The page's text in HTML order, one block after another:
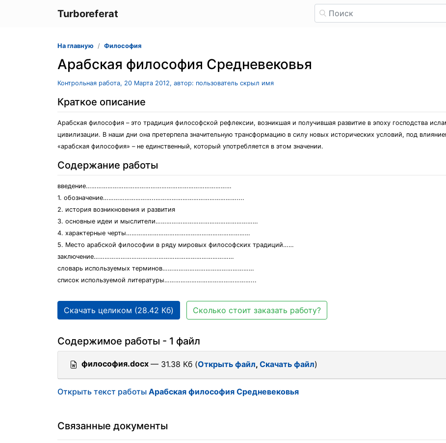
Turboreferat
На главную Философия
Арабская философия Средневековья
Контрольная работа, 20 Марта 2012, автор: пользователь скрыл имя
Краткое описание
Арабская философия – это традиция философской рефлексии, возникшая и получившая развитие в эпоху господства
цивилизации. В наши дни она претерпела значительную трансформацию в силу новых исторических условий, под
«арабская философия» – не единственный, который употребляется в этом значении.
Содержание работы
введение………………………………………………………………………
1. обозначение………………………..………………………………………....
2. история возникновения и развития
3. основные идеи и мыслители…………………………………………………
4. характерные черты……………………………………………………………
5. Место арабской философии в ряду мировых философских традиций……
заключение……………………………………………………………………
словарь используемых терминов……………………………………………
список используемой литературы…………………………………………...
Скачать целиком (28.42 Кб) Сколько стоит заказать работу?
Содержимое работы - 1 файл
философия.docx — 31.38 Кб (Открыть файл, Скачать файл)
Открыть текст работы Арабская философия Средневековья
Связанные документы